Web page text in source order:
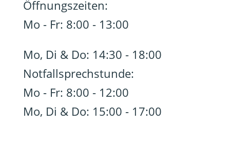
Öffnungszeiten:
Mo - Fr: 8:00 - 13:00
Mo, Di & Do: 14:30 - 18:00
Notfallsprechstunde:
Mo - Fr: 8:00 - 12:00
Mo, Di & Do: 15:00 - 17:00